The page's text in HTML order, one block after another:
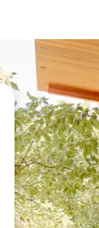
teclas de flecha hacia